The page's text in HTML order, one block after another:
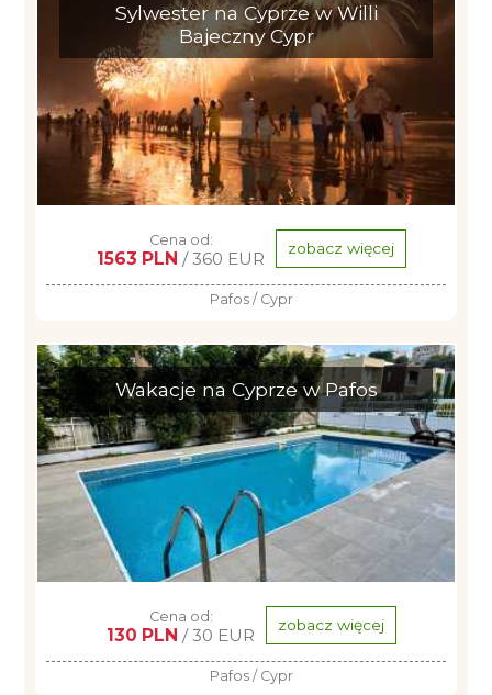
Sylwester na Cyprze w Willi
Bajeczny Cypr
Cena od:
1563 PLN / 360 EUR zobacz więcej
Pafos / Cypr
Wakacje na Cyprze w Pafos
Cena od:
130 PLN / 30 EUR zobacz więcej
Pafos / Cypr